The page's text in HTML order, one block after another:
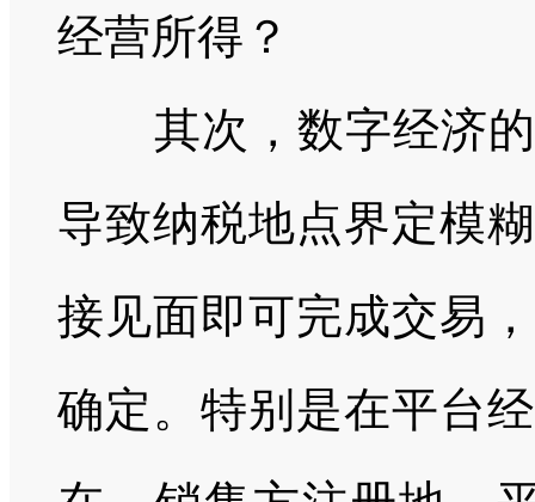
经营所得？
其次，数字经济的
导致纳税地点界定模
接见面即可完成交易
确定。特别是在平台